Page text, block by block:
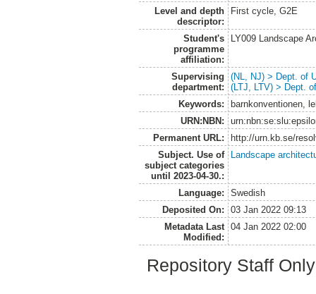
Level and depth
descriptor:
First cycle, G2E
Student's
programme
affiliation:
LY009 Landscape
Supervising
department:
(NL, NJ) > Dept. of
(LTJ, LTV) > Dept.
Keywords:
barnkonventionen,
URN:NBN:
Permanent URL:
http://urn.kb.se/
Subject. Use of
subject categories
until 2023-04-30.:
Landscape
Language:
Swedish
Deposited On:
03 Jan 2022 09:13
Metadata Last
Modified:
04 Jan 2022 02:00
Repository Staff